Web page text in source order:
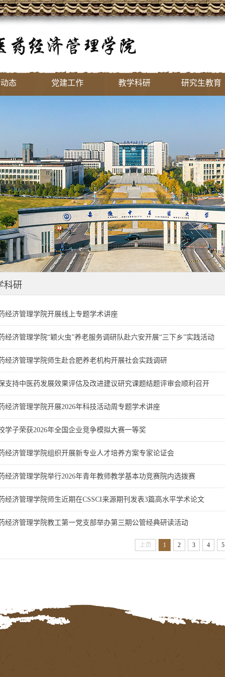
态 党建工作 教学科研 研究生教育
科研
经济管理学院开展线上专题学术讲座
经济管理学院“颖火虫”养老服务调研队赴六安开展“三下乡”实践活动
经济管理学院师生赴合肥养老机构开展社会实践调研
支持中医药发展效果评估及改进建议研究课题结题评审会顺利召开
经济管理学院开展2026年科技活动周专题学术讲座
学子荣获2026年全国企业竞争模拟大赛一等奖
经济管理学院组织开展新专业人才培养方案专家论证会
经济管理学院举行2026年青年教师教学基本功竞赛院内选拨赛
经济管理学院师生近期在CSSCI来源期刊发表3篇高水平学术论文
经济管理学院教工第一党支部举办第三期公管经典研读活动
上页 1 2 3 4 5